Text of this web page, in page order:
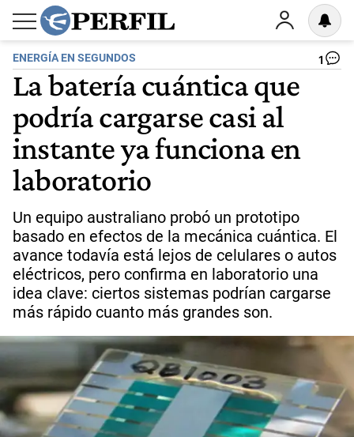
ENERGÍA EN SEGUNDOS 1
La batería cuántica que
podría cargarse casi al
instante ya funciona en
laboratorio
Un equipo australiano probó un prototipo
basado en efectos de la mecánica cuántica. El
avance todavía está lejos de celulares o autos
eléctricos, pero confirma en laboratorio una
idea clave: ciertos sistemas podrían cargarse
más rápido cuanto más grandes son.